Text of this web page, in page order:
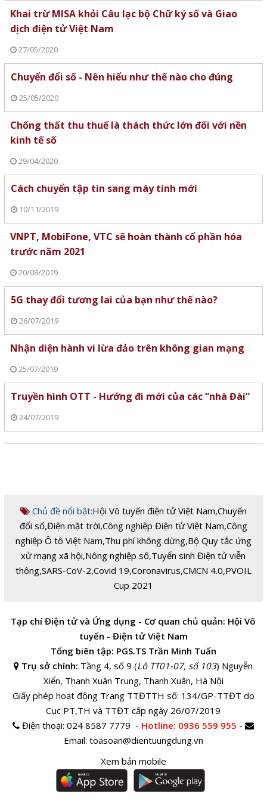
Khai trừ MISA khỏi Câu lạc bộ Chữ ký số và Giao
dịch điện tử Việt Nam
27/05/2020
Chuyển đổi số - Nên hiểu như thế nào cho đúng
25/05/2020
Chống thất thu thuế là thách thức lớn đối với nền
kinh tế số
29/04/2020
Cách chuyển tập tin sang máy tính mới
10/11/2019
VNPT, MobiFone, VTC sẽ hoàn thành cổ phần hóa
trước năm 2021
20/08/2019
5G thay đổi tương lai của bạn như thế nào?
26/07/2019
Nhận diện hành vi lừa đảo trên không gian mạng
25/07/2019
Truyền hình OTT - Hướng đi mới của các “nhà Đài”
24/07/2019
Chủ đề nổi bật:Hội Vô tuyến điện tử Việt Nam,Chuyển
đổi số,Điện mặt trời,Công nghiệp Điện tử Việt Nam,Công
nghiệp Ô tô Việt Nam,Thu phí không dừng,Bộ Quy tắc ứng
xử mạng xã hội,Nông nghiệp số,Tuyển sinh Điện tử viễn
thông,SARS-CoV-2,Covid 19,Coronavirus,CMCN 4.0,PVOIL
Cup 2021
Tạp chí Điện tử và Ứng dụng - Cơ quan chủ quản: Hội Vô
tuyến - Điện tử Việt Nam
Tổng biên tập: PGS.TS Trần Minh Tuấn
Trụ sở chính: Tầng 4, số 9 (Lô TT01-07, số 103) Nguyễn
Xiển, Thanh Xuân Trung, Thanh Xuân, Hà Nội
Giấy phép hoạt động Trang TTĐTTH số: 134/GP-TTĐT do
Cục PT,TH và TTĐT cấp ngày 26/07/2019
Điện thoại:024 8587 7779 - Hotline: 0936 559 955 -
Email: toasoan@dientuungdung.vn
Xem bản mobile